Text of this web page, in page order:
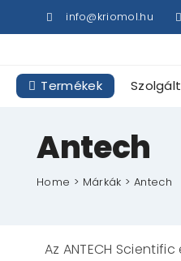
Kihagyás info@kriomol.hu
Termékek
Antech
Home Márkák Antech
Az ANTECH